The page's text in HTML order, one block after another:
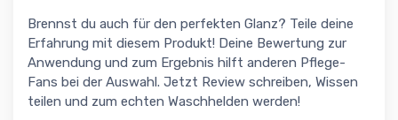
Brennst du auch für den perfekten Glanz? Teile deine
Erfahrung mit diesem Produkt! Deine Bewertung zur
Anwendung und zum Ergebnis hilft anderen Pflege-
Fans bei der Auswahl. Jetzt Review schreiben, Wissen
teilen und zum echten Waschhelden werden!